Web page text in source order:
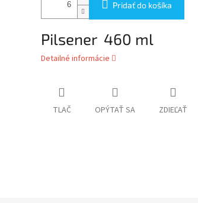
Pridať do košíka
Pilsener 460 ml
Detailné informácie
TLAČ OPÝTAŤ SA ZDIEĽAŤ